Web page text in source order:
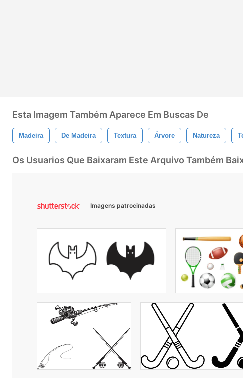
Esta Imagem Também Aparece Em Buscas De
Madeira De Madeira Textura Árvore Natureza
Os Usuarios Que Baixaram Este Arquivo Também
Imagens patrocinadas